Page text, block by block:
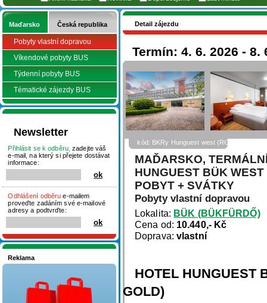
Maďarsko Česká republika
Pobyty vlastní dopravou
Víkendové pobyty BUS
Týdenní pobyty BUS
Tématické zájezdy BUS
Newsletter
Přihlásit se k odběru, zadejte váš
e-mail, na který si přejete dostávat
informace:
Odhlášení odběru e-mailem
proveďte zadáním své e-mailové
adresy a podtvrďte:
Reklama
Detail zájezdu
Termín: 4. 6. 2026 - 8.
kód: BKRy Hunguest west (RGold)
MAĎARSKO,
HUNGUEST BÜK
POBYT + SVÁTKY
Pobyty vlastní dopravou
Lokalita: BÜK (BÜKFÜRDŐ)
Cena od: 10.440,- Kč
Doprava:vlastní
HOTEL HUNGUEST
GOLD)